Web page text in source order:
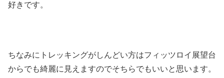
好きです。
ちなみにトレッキングがしんどい方はフィッツロイ展望台
からでも綺麗に見えますのでそちらでもいいと思います。